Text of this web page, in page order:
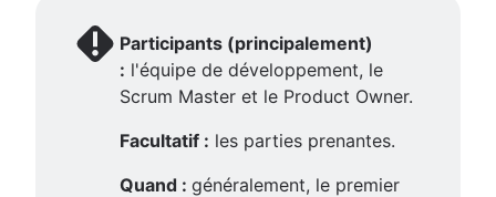
Participants (principalement)
: l'équipe de développement, le
Scrum Master et le Product Owner.
Facultatif : les parties prenantes.
Quand : généralement, le premier